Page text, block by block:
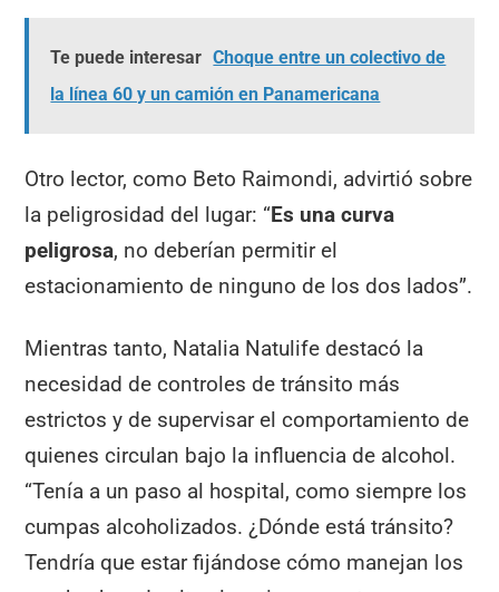
Te puede interesar Choque entre un colectivo de
la línea 60 y un camión en Panamericana
Otro lector, como Beto Raimondi, advirtió sobre
la peligrosidad del lugar: “Es una curva
peligrosa, no deberían permitir el
estacionamiento de ninguno de los dos lados”.
Mientras tanto, Natalia Natulife destacó la
necesidad de controles de tránsito más
estrictos y de supervisar el comportamiento de
quienes circulan bajo la influencia de alcohol.
“Tenía a un paso al hospital, como siempre los
cumpas alcoholizados. ¿Dónde está tránsito?
Tendría que estar fijándose cómo manejan los